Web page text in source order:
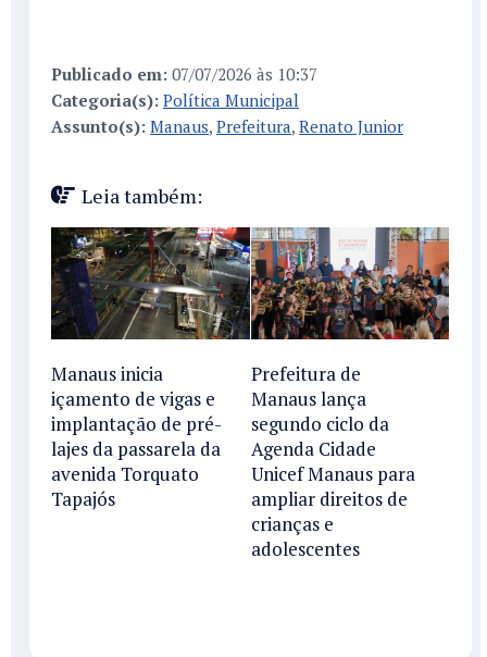
Publicado em: 07/07/2026 às 10:37
Categoria(s): Política Municipal
Assunto(s): Manaus, Prefeitura, Renato Junior
Leia também:
Manaus inicia
içamento de vigas e
implantação de pré-
lajes da passarela da
avenida Torquato
Tapajós
Prefeitura de
Manaus lança
segundo ciclo da
Agenda Cidade
Unicef Manaus para
ampliar direitos de
crianças e
adolescentes